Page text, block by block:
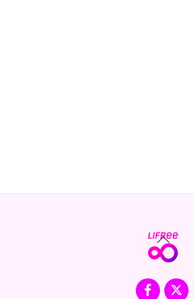
Back
To
Facebook
X